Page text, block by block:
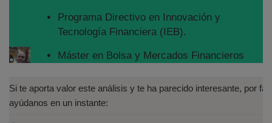
Programa Directivo en Innovación y
Tecnología Financiera (IEB).
Máster en Bolsa y Mercados Financieros
asesoramiento financiero (MIFID II):
https://www.cnmv.es/portal/Titulos-
Si te aporta valor este análisis y te ha parecido interesante, por
ayúdanos en un instante: